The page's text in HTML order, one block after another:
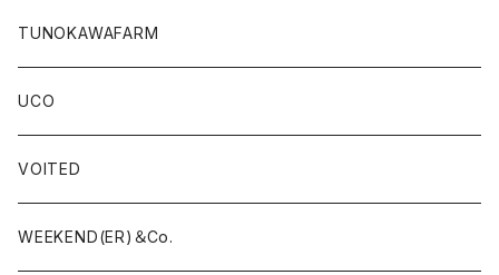
TUNOKAWAFARM
UCO
VOITED
WEEKEND(ER)＆Co.